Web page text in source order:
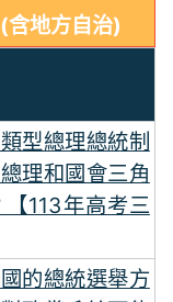
含地方自治)
型總理總統制
理和國會三角
113年高考三
的總統選舉方